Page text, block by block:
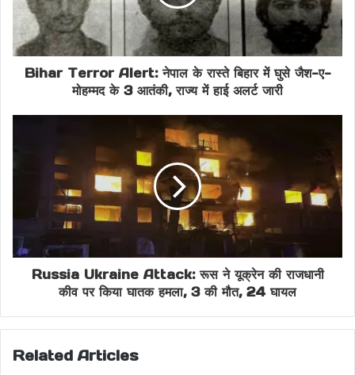
Suresh Kumar Attack Vinod Kaushik
Bihar Terror Alert: नेपाल के रास्ते बिहार में घुसे जैश-ए-
मोहम्मद के 3 आतंकी, राज्य में हाई अलर्ट जारी
Russia Ukraine Attack: रूस ने यूक्रेन की राजधानी
कीव पर किया घातक हमला, 3 की मौत, 24 घायल
Related Articles